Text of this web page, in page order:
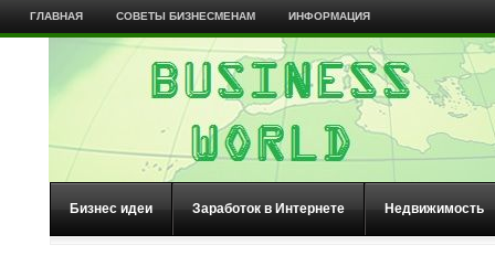
ГЛАВНАЯ СОВЕТЫ БИЗНЕСМЕНАМ ИНФОРМАЦИЯ
Бизнес идеи Заработок в Интернете Недвижимость